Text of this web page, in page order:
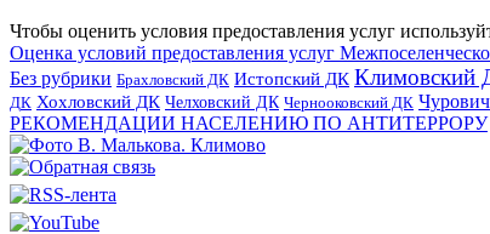
Чтобы оценить условия предоставления услуг
Оценка условий предоставления услуг
Без рубрики Брахловский ДК Истопский ДК Климовский
ДК Хохловский ДК Челховский ДК Чернооковский ДК
РЕКОМЕНДАЦИИ НАСЕЛЕНИЮ ПО АНТИТЕРРОРУ